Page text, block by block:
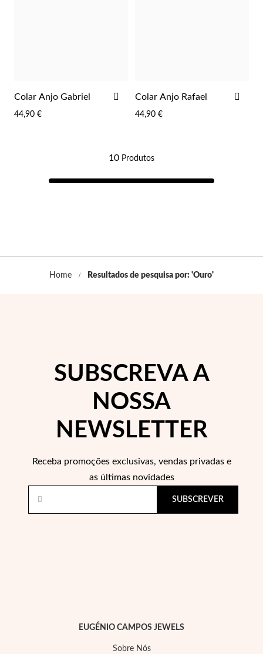
Colar Anjo Gabriel
44,90 €
ADICIONAR
FAVORITOS
Colar Anjo Rafael
44,90 €
10 Produtos
Home Resultados de pesquisa por: 'Ouro'
SUBSCREVA A
NOSSA
NEWSLETTER
Receba promoções exclusivas, vendas privadas e
as últimas novidades
SUBSCREVER
EUGÉNIO CAMPOS JEWELS
Sobre Nós